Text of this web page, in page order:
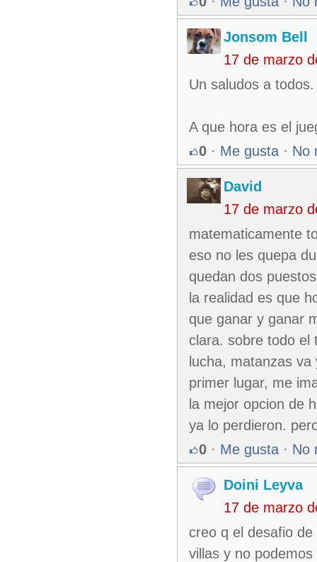
Jonsom Bell
17 de marzo
Un saludos a todos.
A que hora es el
0 · Me gusta · No
David
17 de marzo
matematicamente
eso no les quepa
quedan dos
la realidad es que
que ganar y ganar
clara. sobre todo el
lucha, matanzas
primer lugar, me
la mejor opcion de
ya lo perdieron.
0 · Me gusta · No
Doini Leyva
17 de marzo
creo q el desafio
villas y no